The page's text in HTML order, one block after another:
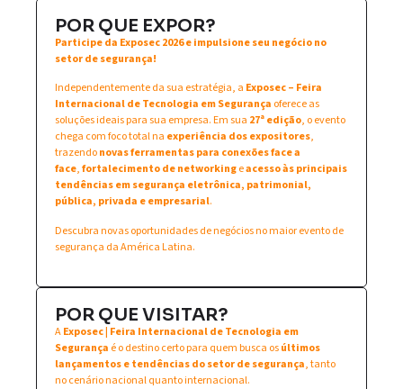
POR QUE EXPOR?
Participe da Exposec 2026 e impulsione seu negócio no
setor de segurança!
Independentemente da sua estratégia, a Exposec – Feira
Internacional de Tecnologia em Segurança oferece as
soluções ideais para sua empresa. Em sua 27ª edição, o evento
chega com foco total na experiência dos expositores,
trazendonovas ferramentas para conexões face a
face,fortalecimento de networkingeacesso às principais
tendências em segurança eletrônica, patrimonial,
pública, privada e empresarial.
Descubra novas oportunidades de negócios no maior evento de
segurança da América Latina.
POR QUE VISITAR?
AExposec | Feira Internacional de Tecnologia em
Segurança é o destino certo para quem busca osúltimos
lançamentos e tendências do setor de segurança, tanto
no cenário nacional quanto internacional.